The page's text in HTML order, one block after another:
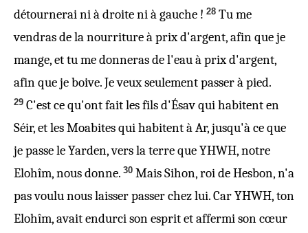
détournerai ni à droite ni à gauche ! 28 Tu me
vendras de la nourriture à prix d'argent, afin que je
mange, et tu me donneras de l'eau à prix d'argent,
afin que je boive. Je veux seulement passer à pied.
29 C'est ce qu'ont fait les fils d'Ésav qui habitent en
Séir, et les Moabites qui habitent à Ar, jusqu'à ce que
je passe le Yarden, vers la terre que YHWH, notre
Elohîm, nous donne. 30 Mais Sihon, roi de Hesbon, n'a
pas voulu nous laisser passer chez lui. Car YHWH, ton
Elohîm, avait endurci son esprit et affermi son cœur